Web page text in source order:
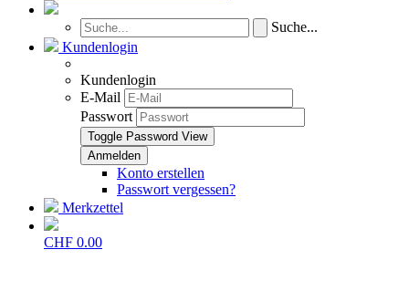
Suche...
Kundenlogin
Kundenlogin
E-Mail
Passwort
Toggle Password View
Konto erstellen
Passwort vergessen?
Merkzettel
CHF 0.00